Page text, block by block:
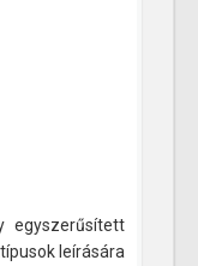
egyszerűsített
leírására